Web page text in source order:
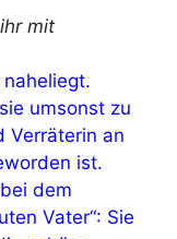
mit
umsonst zu
Verräterin an
ist.
dem
Vater“: Sie